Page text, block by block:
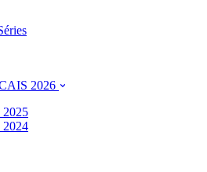
2026
2025
2024